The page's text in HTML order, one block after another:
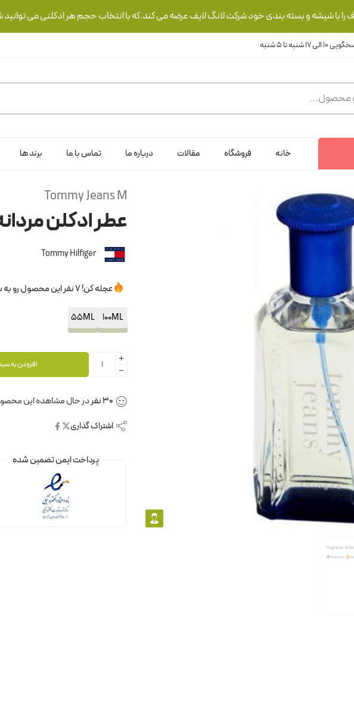
را با شیشه و بسته بندی خود شرکت لانگ لایف عرضه می کند.که با انتخاب حجم هر ادکلنی می توانید
خانه فروشگاه مقالات درباره ما تماس با ما برند ها
Tommy Jeans M
عطر ادکلن
Tommy Hilfiger
عجله کن! 7 نفر این محصول رو به سبدخرید خودشون اضافه کردن.
100ML
55ML
افزودن به
30نفردر حال مشاهده این
اشتراک گذاری
پرداخت ایمن تضمین شده